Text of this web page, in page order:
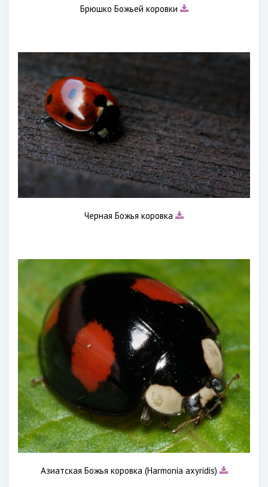
Брюшко Божьей коровки
Черная Божья коровка
Азиатская Божья коровка (Harmonia axyridis)